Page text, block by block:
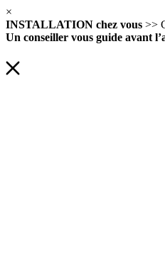
×
INSTALLATION chez vous >>
Un conseiller vous guide avant